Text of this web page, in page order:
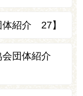
体紹介 27】
会団体紹介